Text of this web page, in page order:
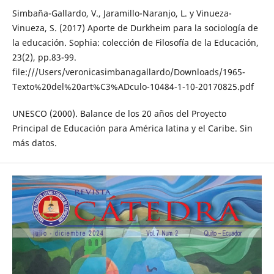
Simbaña-Gallardo, V., Jaramillo-Naranjo, L. y Vinueza-
Vinueza, S. (2017) Aporte de Durkheim para la sociología de
la educación. Sophia: colección de Filosofía de la Educación,
23(2), pp.83-99.
file:///Users/veronicasimbanagallardo/Downloads/1965-
Texto%20del%20art%C3%ADculo-10484-1-10-20170825.pdf
UNESCO (2000). Balance de los 20 años del Proyecto
Principal de Educación para América latina y el Caribe. Sin
más datos.